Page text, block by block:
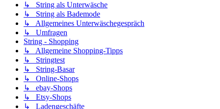
↳ String als Unterwäsche
↳ String als Bademode
↳ Allgemeines Unterwäschegespräch
↳ Umfragen
String - Shopping
↳ Allgemeine Shopping-Tipps
↳ Stringtest
↳ String-Basar
↳ Online-Shops
↳ ebay-Shops
↳ Etsy-Shops
↳ Ladengeschäfte